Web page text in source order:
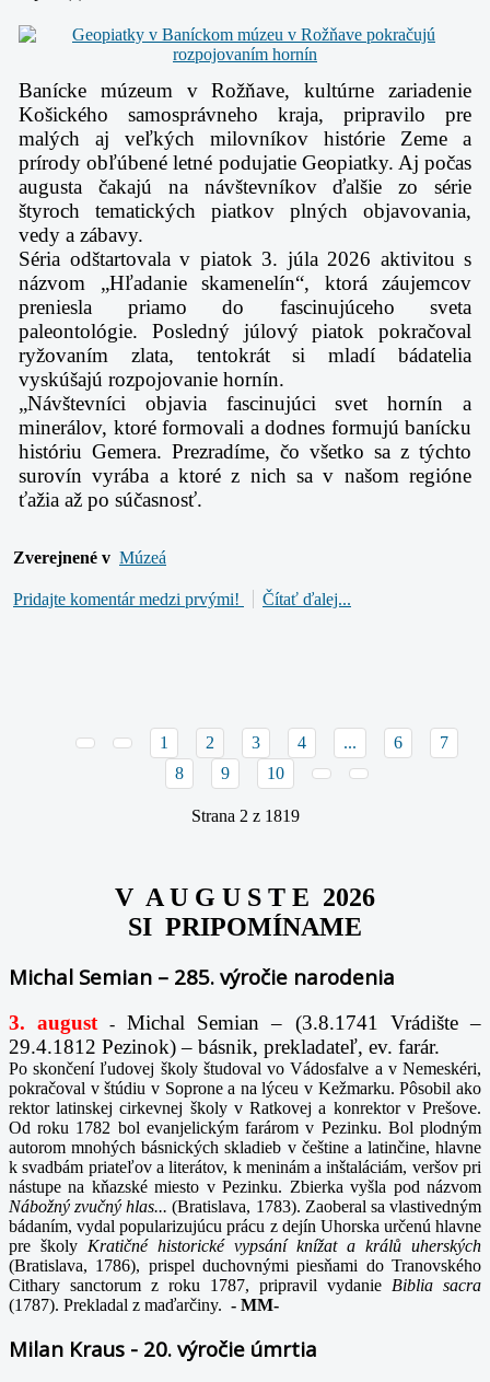
Banícke múzeum v Rožňave, kultúrne zariadenie
Košického samosprávneho kraja, pripravilo pre
malých aj veľkých milovníkov histórie Zeme a
prírody obľúbené letné podujatie Geopiatky. Aj počas
augusta čakajú na návštevníkov ďalšie zo série
štyroch tematických piatkov plných objavovania,
vedy a zábavy.
Séria odštartovala v piatok 3. júla 2026 aktivitou s
názvom „Hľadanie skamenelín“, ktorá záujemcov
preniesla priamo do fascinujúceho sveta
paleontológie. Posledný júlovýpiatok pokračoval
ryžovaním zlata, tentokrát si mladí bádatelia
vyskúšajú rozpojovanie hornín.
„Návštevníci objavia fascinujúci svet hornín a
minerálov, ktoré formovali a dodnes formujú banícku
históriu Gemera. Prezradíme, čo všetko sa z týchto
surovín vyrába a ktoré z nich sa v našom regióne
ťažia až po súčasnosť.
Zverejnené v Múzeá
Pridajte komentár medzi prvými! Čítať ďalej...
1 2 3 4 ... 6
7
8
9 10
Strana 2 z 1819
V A U G U S T E 2026
SI PRIPOMÍNAME
Michal Semian – 285. výročie narodenia
3. august -Michal Semian – (3.8.1741 Vrádište –
29.4.1812 Pezinok) – básnik, prekladateľ, ev. farár.
Po skončení ľudovej školy študoval vo Vádosfalve a v Nemeskéri,
pokračoval v štúdiu v Soprone a na lýceu v Kežmarku. Pôsobil ako
rektor latinskej cirkevnej školy v Ratkovej a konrektor v Prešove.
Od roku 1782 bol evanjelickým farárom v Pezinku. Bol plodným
autorom mnohých básnických skladieb v češtine a latinčine, hlavne
k svadbám priateľov a literátov, k meninám a inštaláciám, veršov pri
nástupe na kňazské miesto v Pezinku. Zbierka vyšla pod názvom
Nábožný zvučný hlas...(Bratislava, 1783). Zaoberal sa vlastivedným
bádaním, vydal popularizujúcu prácu z dejín Uhorska určenú hlavne
pre školy Kratičné historické vypsání knížat a králů uherských
(Bratislava, 1786), prispel duchovnými piesňami do Tranovského
Cithary sanctorum z roku 1787, pripravil vydanie Biblia sacra
(1787). Prekladal z maďarčiny. - MM-
Milan Kraus - 20. výročie úmrtia